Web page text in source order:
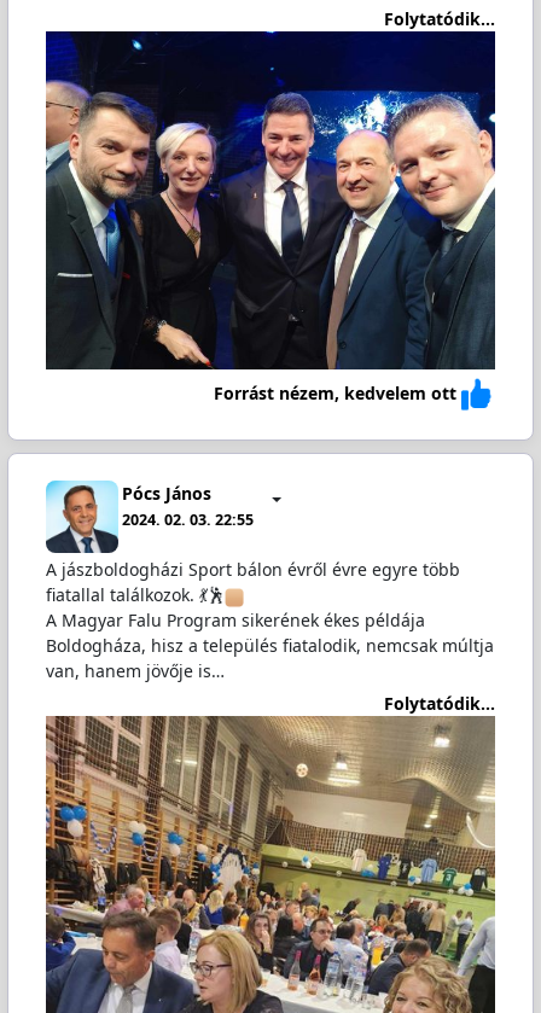
Folytatódik...
Forrást nézem, kedvelem ott
Pócs János
2024. 02. 03. 22:55
A jászboldogházi Sport bálon évről évre egyre több
fiatallal találkozok. 💃🕺
A Magyar Falu Program sikerének ékes példája
Boldogháza, hisz a település fiatalodik, nemcsak múltja
van, hanem jövője is…
Folytatódik...